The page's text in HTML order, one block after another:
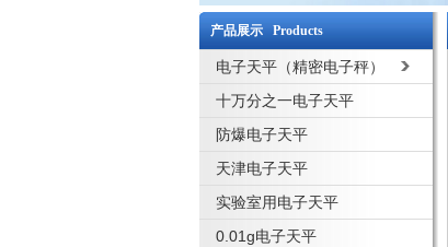
产品展示 Products
电子天平（精密电子秤）
十万分之一电子天平
防爆电子天平
天津电子天平
实验室用电子天平
0.01g电子天平